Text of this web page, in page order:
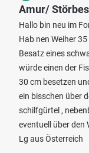
Amur/
Hallo bin neu im
Hab nen Weiher
Besatz eines
würde einen der
30 cm besetzen
ein bisschen über
schilfgürtel ,
eventuell über den
Lg aus Österreich